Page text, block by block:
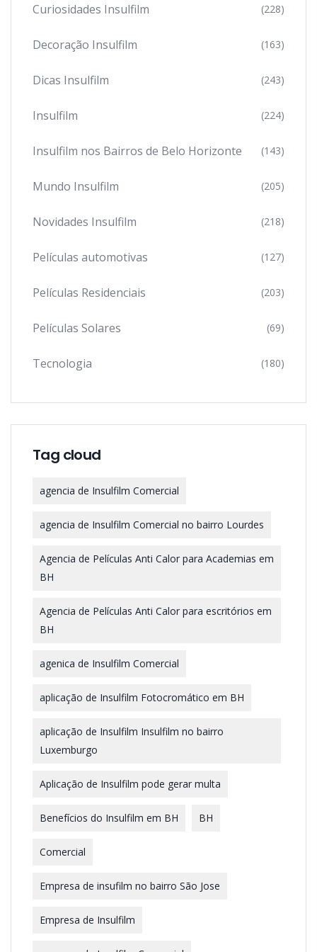
Curiosidades Insulfilm (228)
Decoração Insulfilm (163)
Dicas Insulfilm (243)
Insulfilm (224)
Insulfilm nos Bairros de Belo Horizonte (143)
Mundo Insulfilm (205)
Novidades Insulfilm (218)
Películas automotivas (127)
Películas Residenciais (203)
Películas Solares (69)
Tecnologia (180)
Tag cloud
agencia de Insulfilm Comercial
agencia de Insulfilm Comercial no bairro Lourdes
Agencia de Películas Anti Calor para Academias em
BH
Agencia de Películas Anti Calor para escritórios em
BH
agenica de Insulfilm Comercial
aplicação de Insulfilm Fotocromático em BH
aplicação de Insulfilm Insulfilm no bairro
Luxemburgo
Aplicação de Insulfilm pode gerar multa
Benefícios do Insulfilm em BH BH
Comercial
Empresa de insufilm no bairro São Jose
Empresa de Insulfilm